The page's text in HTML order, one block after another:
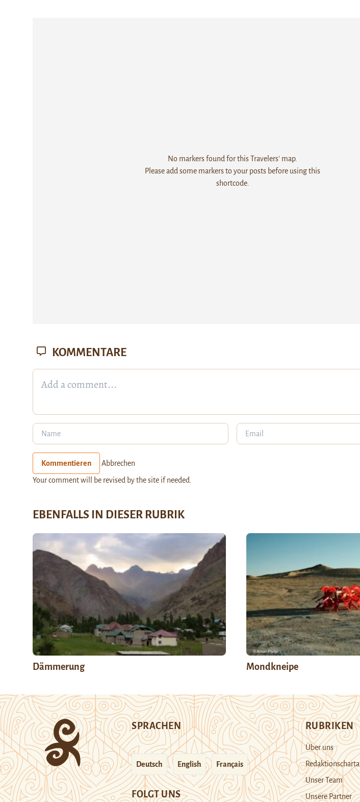
No markers found for this Travelers' map.
Please add some markers to your posts before using this
shortcode.
KOMMENTARE
Kommentieren Abbrechen
Your comment will be revised by the site if needed.
EBENFALLS IN DIESER RUBRIK
Dämmerung Mondkneipe
SPRACHEN
Deutsch English Français
FOLGT UNS
RUBRIKEN
Über uns
Redaktionscharta
Unser Team
Unsere Partner